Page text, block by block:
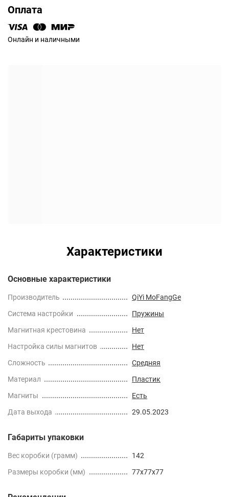
Оплата
Онлайн и наличными
Характеристики
Основные характеристики
Производитель
QiYi MoFangGe
Cистема настройки
Пружины
Магнитная крестовина
Нет
Настройка силы магнитов
Нет
Сложность
Средняя
Материал
Пластик
Магниты
Есть
Дата выхода
29.05.2023
Габариты упаковки
Вес коробки (грамм)
142
Размеры коробки (мм)
77x77x77